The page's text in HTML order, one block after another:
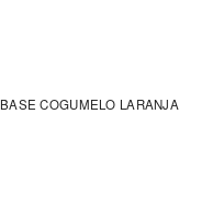
BASE COGUMELO LARANJA